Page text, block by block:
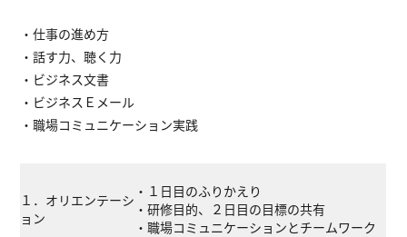
・仕事の進め方
・話す力、聴く力
・ビジネス文書
・ビジネスＥメール
・職場コミュニケーション実践
１．オリエンテーシ
ョン
・１日目のふりかえり
・研修目的、２日目の目標の共有
・職場コミュニケーションとチームワーク